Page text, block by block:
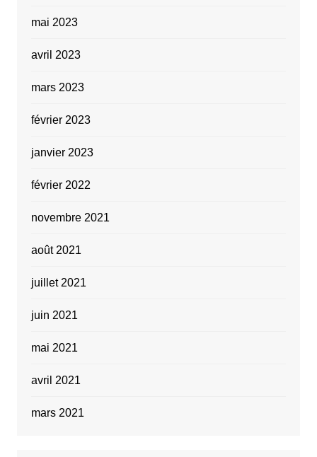
mai 2023
avril 2023
mars 2023
février 2023
janvier 2023
février 2022
novembre 2021
août 2021
juillet 2021
juin 2021
mai 2021
avril 2021
mars 2021